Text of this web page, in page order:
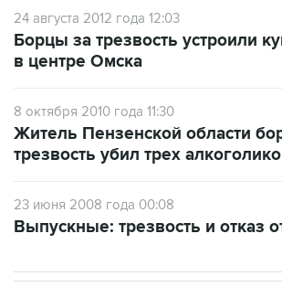
в центре Омска
8 октября 2010 года 11:30
трезвость убил трех алкоголиков
23 июня 2008 года 00:08